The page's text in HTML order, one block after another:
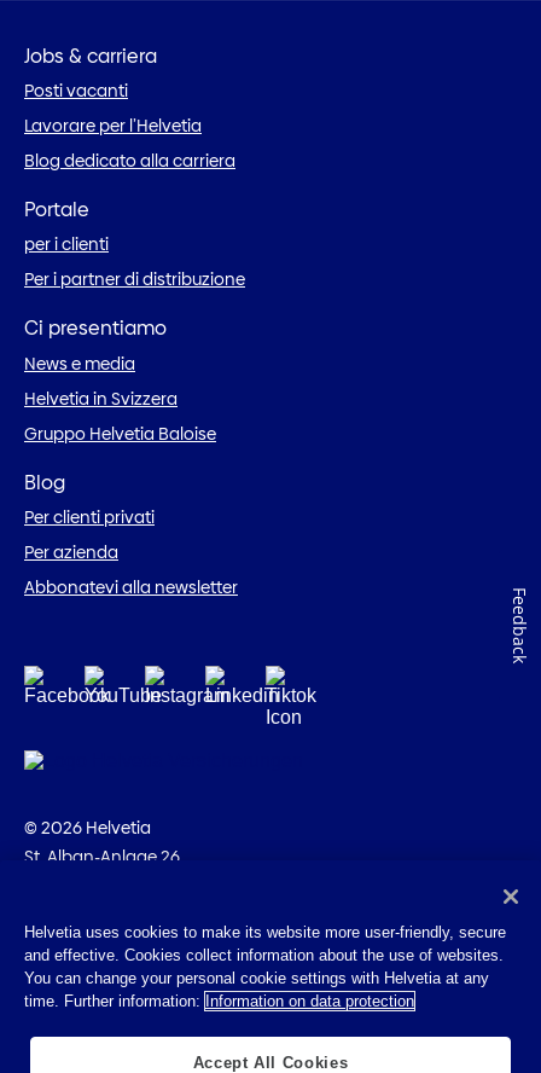
Jobs & carriera
Posti vacanti
Lavorare per l’Helvetia
Blog dedicato alla carriera
Portale
per i clienti
Per i partner di distribuzione
Ci presentiamo
News e media
Helvetia in Svizzera
Gruppo Helvetia Baloise
Blog
Per clienti privati
Per azienda
Abbonatevi alla newsletter
© 2026 Helvetia
St. Alban-Anlage 26
Impressum
Disposizioni giuridiche
Helvetia uses cookies to make its website more user-friendly, secure
and effective. Cookies collect information about the use of websites.
You can change your personal cookie settings with Helvetia at any
time. Further information: Information on data protection
Accept All Cookies
Feedback